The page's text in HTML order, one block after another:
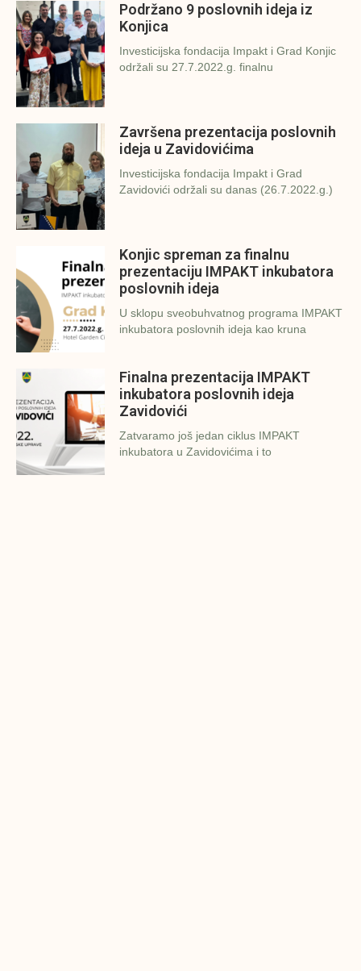
Podržano 9 poslovnih ideja iz
Konjica
Investicijska fondacija Impakt i Grad Konjic
održali su 27.7.2022.g. finalnu
Završena prezentacija poslovnih
ideja u Zavidovićima
Investicijska fondacija Impakt i Grad
Zavidovići održali su danas (26.7.2022.g.)
Konjic spreman za finalnu
prezentaciju IMPAKT inkubatora
poslovnih ideja
U sklopu sveobuhvatnog programa IMPAKT
inkubatora poslovnih ideja kao kruna
Finalna prezentacija IMPAKT
inkubatora poslovnih ideja
Zavidovići
Zatvaramo još jedan ciklus IMPAKT
inkubatora u Zavidovićima i to